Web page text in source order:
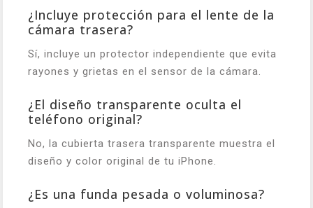
¿Incluye protección para el lente de la
cámara trasera?
Sí, incluye un protector independiente que evita
rayones y grietas en el sensor de la cámara.
¿El diseño transparente oculta el
teléfono original?
No, la cubierta trasera transparente muestra el
diseño y color original de tu iPhone.
¿Es una funda pesada o voluminosa?